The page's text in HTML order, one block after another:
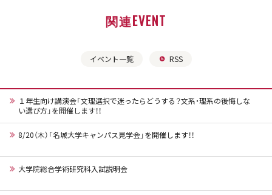
関連EVENT
イベント一覧 RSS
１年生向け講演会「文理選択で迷ったらどうする？文系・理系の後悔しな
い選び方」を開催します！！
8/20（木）「名城大学キャンパス見学会」を開催します！！
大学院総合学術研究科入試説明会